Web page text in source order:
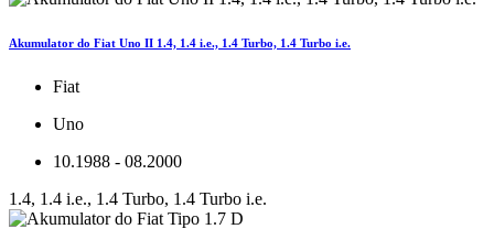
Akumulator do Fiat Uno II 1.4, 1.4 i.e., 1.4 Turbo, 1.4 Turbo i.e.
Fiat
Uno
10.1988 - 08.2000
1.4, 1.4 i.e., 1.4 Turbo, 1.4 Turbo i.e.